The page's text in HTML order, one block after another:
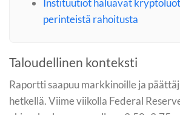
Instituutiot haluavat
perinteistä rahoitusta
Taloudellinen konteksti
Raportti saapuu markkinoille ja
hetkellä. Viime viikolla Federal